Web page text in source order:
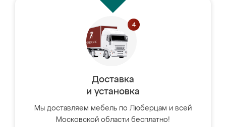
Доставка
и установка
Мы доставляем мебель по Люберцам и всей
Московской области бесплатно!